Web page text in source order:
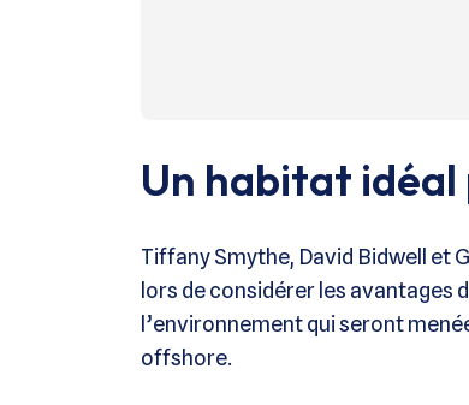
Un habitat idéal
Tiffany Smythe, David Bidwell et
lors de considérer les avantages
l’environnement qui seront
offshore.